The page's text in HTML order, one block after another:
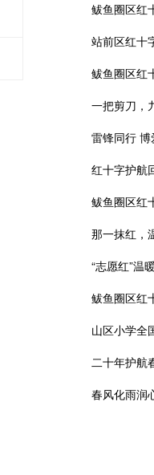
鲅鱼圈区红
站前区红十
鲅鱼圈区红
一把剪刀，
雷锋同行
红十字护航
鲅鱼圈区红
那一抹红，
“志愿红”温
鲅鱼圈区红
山区小学全
二十年护航
春风化雨润